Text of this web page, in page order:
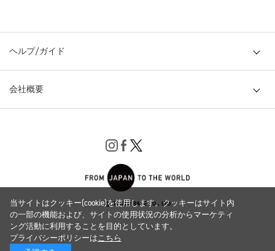
ヘルプ/ガイド
会社概要
© TOKYO BASE CO., LTD
当サイトはクッキー(cookie)を使用します。クッキーはサイト内
の一部の機能および、サイトの使用状況の分析からマーケティ
ング活動に利用することを目的としています。
プライバシーポリシーはこちら